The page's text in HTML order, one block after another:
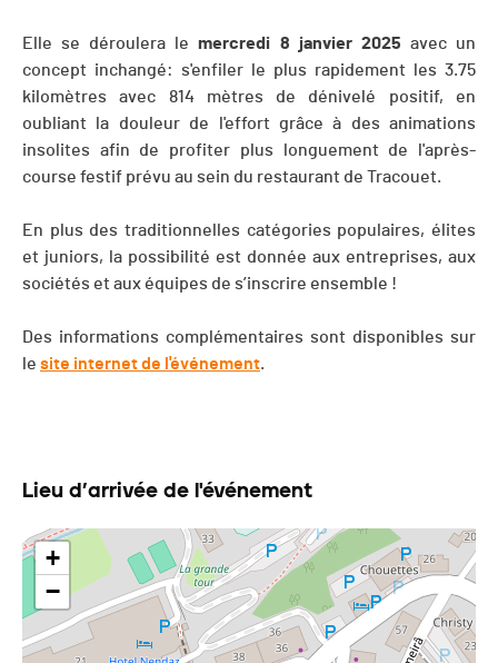
Elle se déroulera lemercredi 8 janvier 2025 avec un
concept inchangé: s'enfiler le plus rapidement les 3.75
kilomètres avec 814 mètres de dénivelé positif, en
oubliant la douleur de l'effort grâce à des animations
insolites afin de profiter plus longuement de l'après-
course festif prévu au sein du restaurant de Tracouet.
En plus des traditionnelles catégories populaires, élites
et juniors, la possibilité est donnée aux entreprises, aux
sociétés et aux équipes de s’inscrire ensemble !
Des informations complémentaires sont disponibles sur
le site internet de l'événement.
Lieu d’arrivée de l'événement
+
−